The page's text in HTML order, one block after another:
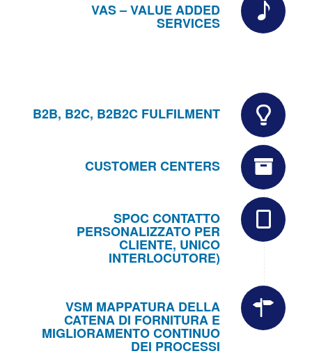
VAS – VALUE ADDED
SERVICES
B2B, B2C, B2B2C FULFILMENT
CUSTOMER CENTERS
SPOC CONTATTO
PERSONALIZZATO PER
CLIENTE, UNICO
INTERLOCUTORE)
VSM MAPPATURA DELLA
CATENA DI FORNITURA E
MIGLIORAMENTO CONTINUO
DEI PROCESSI